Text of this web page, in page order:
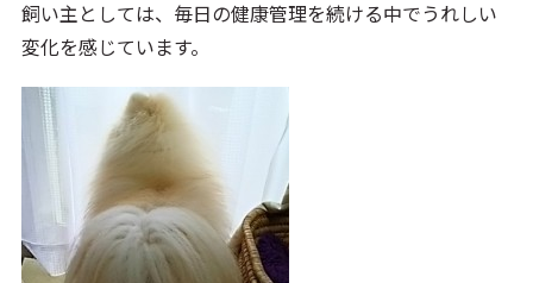
飼い主としては、毎日の健康管理を続ける中でうれしい
変化を感じています。